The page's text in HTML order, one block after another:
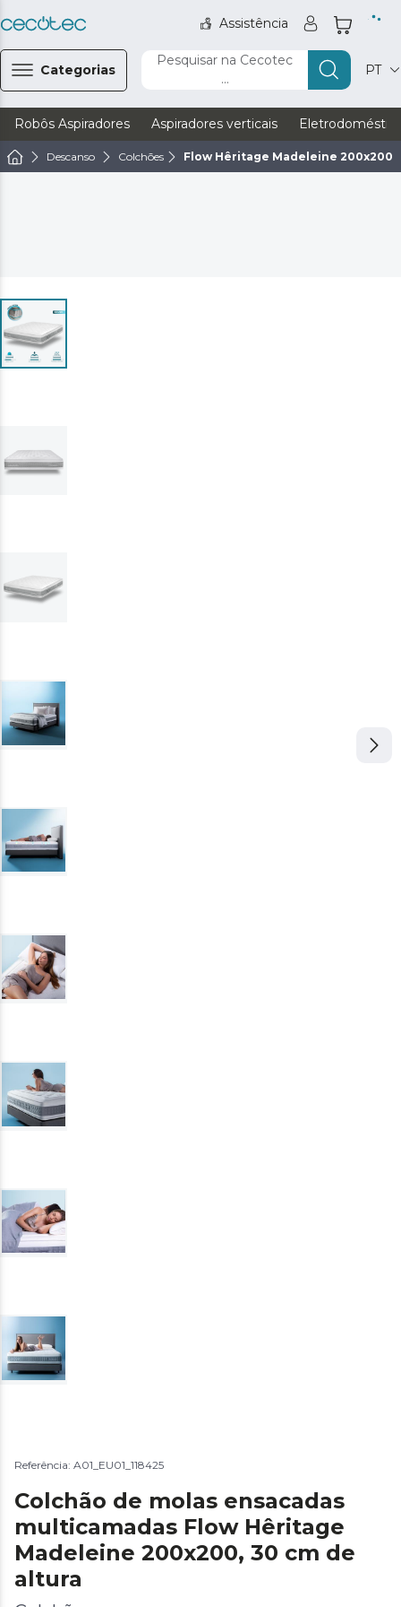
Assistência
Categorias
Pesquisar na Cecotec
...
PT
Robôs Aspiradores Aspiradores verticais
Descanso Colchões Flow Hêritage Madeleine 200x200
Referência: A01_EU01_118425
Colchão de molas ensacadas
multicamadas Flow Hêritage
Madeleine 200x200, 30 cm de
altura